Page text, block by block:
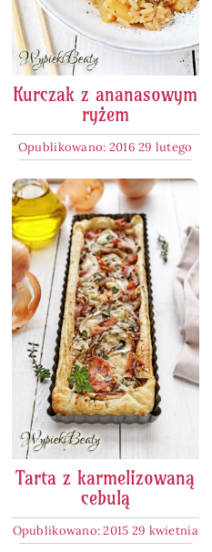
Kurczak z ananasowym
ryżem
Opublikowano: 2016 29 lutego
Tarta z karmelizowaną
cebulą
Opublikowano: 2015 29 kwietnia